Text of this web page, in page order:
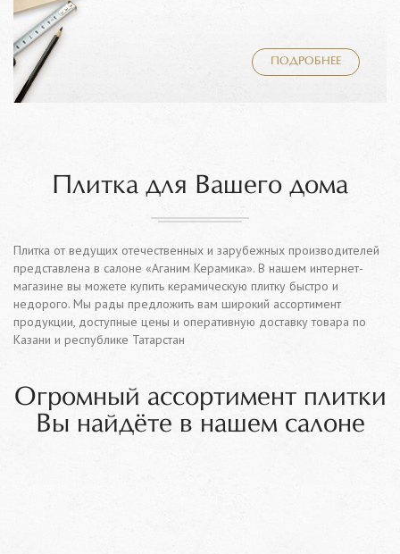
ПОДРОБНЕЕ
Плитка для Вашего дома
Плитка от ведущих отечественных и зарубежных производителей
представлена в салоне «Аганим Керамика». В нашем интернет-
магазине вы можете купить керамическую плитку быстро и
недорого. Мы рады предложить вам широкий ассортимент
продукции, доступные цены и оперативную доставку товара по
Казани и республике Татарстан
Огромный ассортимент плитки
Вы найдёте в нашем салоне